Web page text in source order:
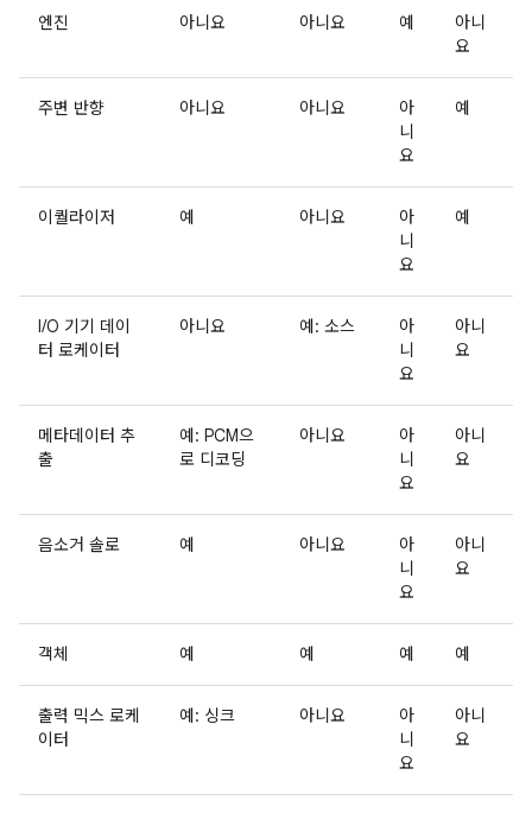
엔진 아니요 아니요 예
아니
요
주변 반향 아니요 아니요
아
니
요
예
이퀄라이저 예 아니요
아
니
요
예
I/O 기기 데이
터 로케이터
아니요 예: 소스
아
니
요
아니
요
메타데이터 추
출
예: PCM으
로 디코딩
아니요
아
니
요
아니
요
음소거 솔로 예 아니요
아
니
요
아니
요
객체 예 예 예 예
출력 믹스 로케
이터
예: 싱크 아니요
아
니
요
아니
요